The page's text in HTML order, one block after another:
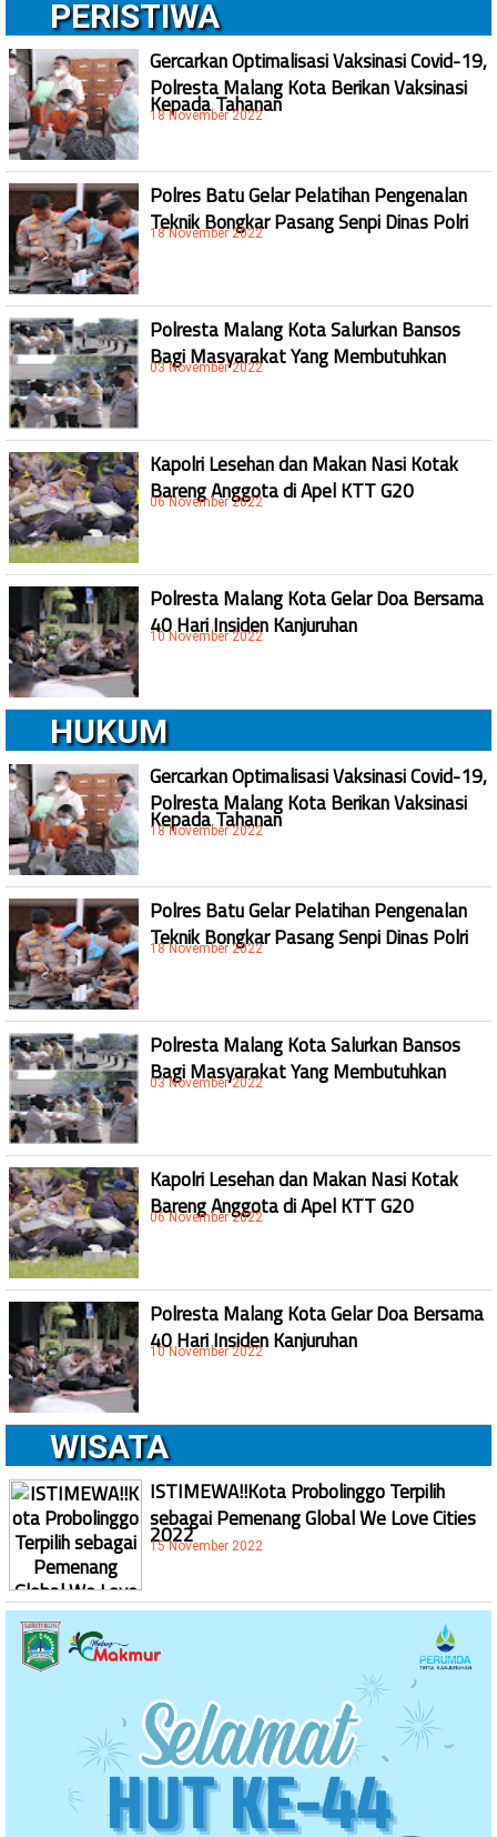
PERISTIWA
Gercarkan Optimalisasi Vaksinasi Covid-19,
Polresta Malang Kota Berikan Vaksinasi
Kepada Tahanan
18 November 2022
Polres Batu Gelar Pelatihan Pengenalan
Teknik Bongkar Pasang Senpi Dinas Polri
18 November 2022
Polresta Malang Kota Salurkan Bansos
Bagi Masyarakat Yang Membutuhkan
03 November 2022
Kapolri Lesehan dan Makan Nasi Kotak
Bareng Anggota di Apel KTT G20
06 November 2022
Polresta Malang Kota Gelar Doa Bersama
40 Hari Insiden Kanjuruhan
10 November 2022
HUKUM
Gercarkan Optimalisasi Vaksinasi Covid-19,
Polresta Malang Kota Berikan Vaksinasi
Kepada Tahanan
18 November 2022
Polres Batu Gelar Pelatihan Pengenalan
Teknik Bongkar Pasang Senpi Dinas Polri
18 November 2022
Polresta Malang Kota Salurkan Bansos
Bagi Masyarakat Yang Membutuhkan
03 November 2022
Kapolri Lesehan dan Makan Nasi Kotak
Bareng Anggota di Apel KTT G20
06 November 2022
Polresta Malang Kota Gelar Doa Bersama
40 Hari Insiden Kanjuruhan
10 November 2022
WISATA
ISTIMEWA!!Kota Probolinggo Terpilih
sebagai Pemenang Global We Love Cities
2022
15 November 2022